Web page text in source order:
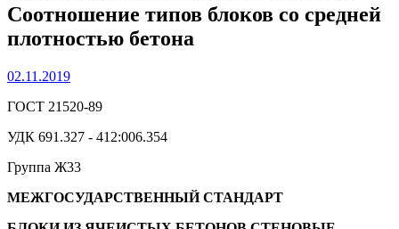
Соотношение типов блоков со средней
плотностью бетона
02.11.2019
ГОСТ 21520-89
УДК 691.327 - 412:006.354
Группа Ж33
МЕЖГОСУДАРСТВЕННЫЙ СТАНДАРТ